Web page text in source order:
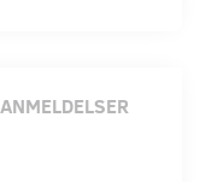
ANMELDELSER